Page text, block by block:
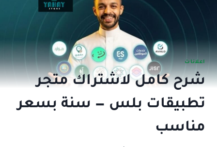
اعلانات
شرح كامل لاشتراك متجر
تطبيقات بلس — سنة بسعر
مناسب